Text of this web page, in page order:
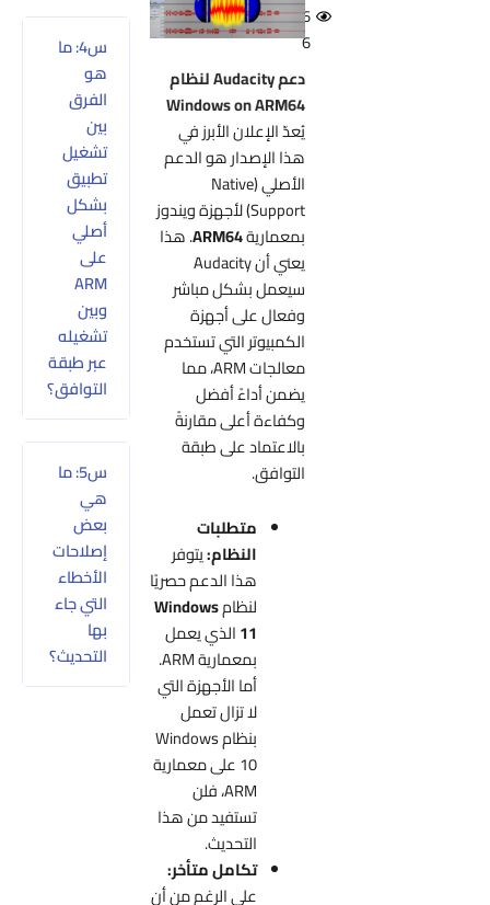
6
دعم Audacity لنظام
Windows on ARM64
يُعدّ الإعلان الأبرز في
هذا الإصدار هو الدعم
الأصلي (Native
Support) لأجهزة ويندوز
بمعماريةARM64. هذا
يعني أن Audacity
سيعمل بشكل مباشر
وفعال على أجهزة
الكمبيوتر التي تستخدم
معالجات ARM، مما
يضمن أداءً أفضل
وكفاءة أعلى مقارنةً
بالاعتماد على طبقة
التوافق.
متطلبات
النظام:يتوفر
هذا الدعم حصريًا
لنظامWindows
11الذي يعمل
بمعمارية ARM.
أما الأجهزة التي
لا تزال تعمل
بنظام Windows
10 على معمارية
ARM، فلن
تستفيد من هذا
التحديث.
تكامل متأخر:
على الرغم من أن
س4: ما
هو
الفرق
بين
تشغيل
تطبيق
بشكل
أصلي
على
ARM
وبين
تشغيله
عبر طبقة
التوافق؟
س5: ما
هي
بعض
إصلاحات
الأخطاء
التي جاء
بها
التحديث؟